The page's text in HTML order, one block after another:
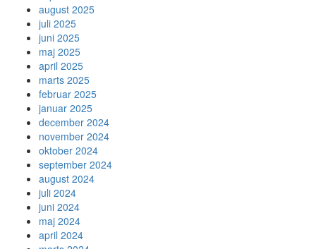
august 2025
juli 2025
juni 2025
maj 2025
april 2025
marts 2025
februar 2025
januar 2025
december 2024
november 2024
oktober 2024
september 2024
august 2024
juli 2024
juni 2024
maj 2024
april 2024